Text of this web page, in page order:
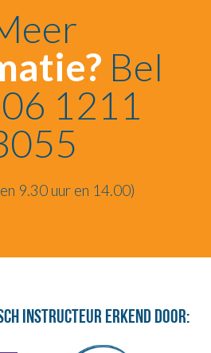
Bel
1211
9.30 uur en 14.00)
Instructeur erkend door: